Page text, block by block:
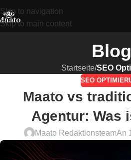
Skip to navigation
Skip to main content
Blog
Startseite/SEO
SEO
Maato vs
Agentur: Was
Maato RedaktionsteamAn